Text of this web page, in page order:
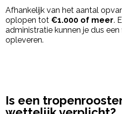
Afhankelijk van het aantal
oplopen tot €1.000 of meer.
administratie kunnen je dus
opleveren.
Is een